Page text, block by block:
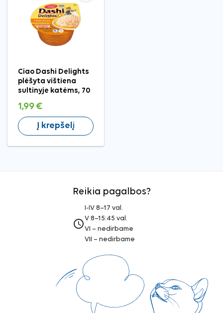
Ciao Dashi Delights
plėšyta vištiena
sultinyje katėms, 70
1,99 €
Į krepšelį
Reikia pagalbos?
access_time
I-IV 8–17 val.
V 8–15:45 val.
VI – nedirbame
VII – nedirbame